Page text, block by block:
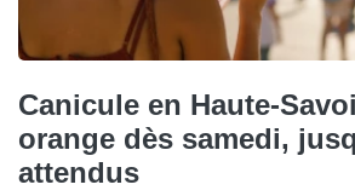
Canicule en Haute-
orange dès samedi,
attendus